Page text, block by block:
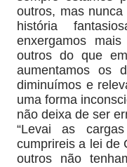
outros, mas
história
enxergamos
outros do que
aumentamos os
diminuímos e
uma forma
não deixa de ser
“Levai as
cumprireis a lei de
outros não